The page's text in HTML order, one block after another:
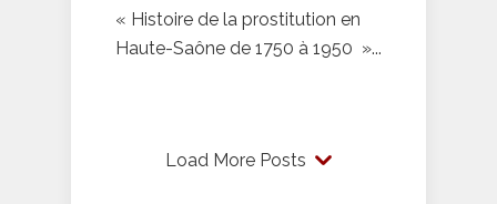
« Histoire de la prostitution en
Haute-Saône de 1750 à 1950 »...
Load More Posts